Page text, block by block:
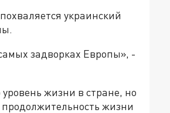
украинский
задворках Европы», -
жизни в стране, но
жизни